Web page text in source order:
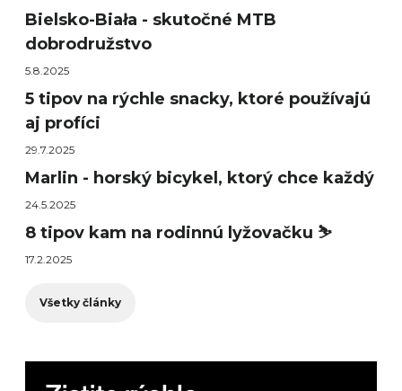
Bielsko-Biała - skutočné MTB
dobrodružstvo
5.8.2025
5 tipov na rýchle snacky, ktoré používajú
aj profíci
29.7.2025
Marlin - horský bicykel, ktorý chce každý
24.5.2025
8 tipov kam na rodinnú lyžovačku ⛷️
17.2.2025
Všetky články